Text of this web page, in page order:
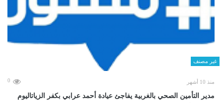
غير مصنف
منذ 10 أشهر 0
مدير التأمين الصحي بالغربية يفاجئ عيادة أحمد عرابي بكفر الزياتاليوم